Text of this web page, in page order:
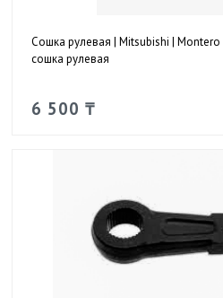
Сошка рулевая | Mitsubishi |
сошка рулевая
6 500 ₸